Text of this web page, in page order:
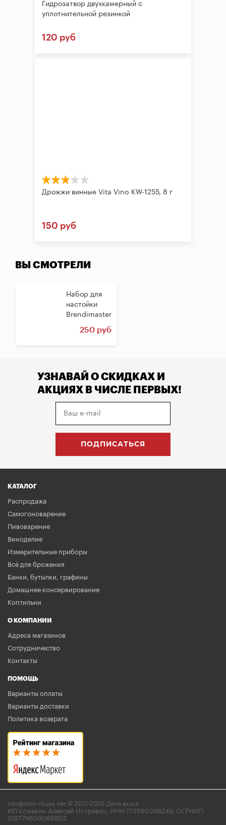
Гидрозатвор двухкамерный с
уплотнительной резинкой
120 руб
Дрожжи винные Vita Vino KW-1255, 8 г
150 руб
ВЫ СМОТРЕЛИ
Набор для
настойки
Brendimaster
коньяке",...
250 руб
УЗНАВАЙ О СКИДКАХ И
АКЦИЯХ В ЧИСЛЕ ПЕРВЫХ!
КАТАЛОГ
Распродажа
Самогоноварение
Пивоварение
Виноделие
Измерительные приборы
Всё для брожения
Банки, бутылки, графины
Домашнее консервирование
Коптильни
О КОМПАНИИ
Адреса магазинов
Сотрудничество
Контакты
ПОМОЩЬ
Варианты оплаты
Варианты доставки
Политика возврата
info@delo-vkusa.net © 2012-2026 Дело вкуса
ИП Кожекин Алексей Игоревич, ИНН 773565098249, ОГРНИП
318774600066802